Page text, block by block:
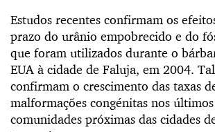
Estudos recentes confirmam os
prazo do urânio empobrecido e do
que foram utilizados durante o
EUA à cidade de Faluja, em 2004.
confirmam o crescimento das taxas
malformações congénitas nos
comunidades próximas das cidades